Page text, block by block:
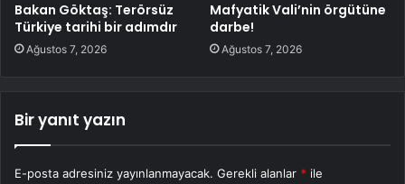
Bakan Göktaş: Terörsüz
Türkiye tarihi bir adımdır
Ağustos 7, 2026
Mafyatik Vali’nin örgütüne
darbe!
Ağustos 7, 2026
Bir yanıt yazın
E-posta adresiniz yayınlanmayacak. Gerekli alanlar * ile